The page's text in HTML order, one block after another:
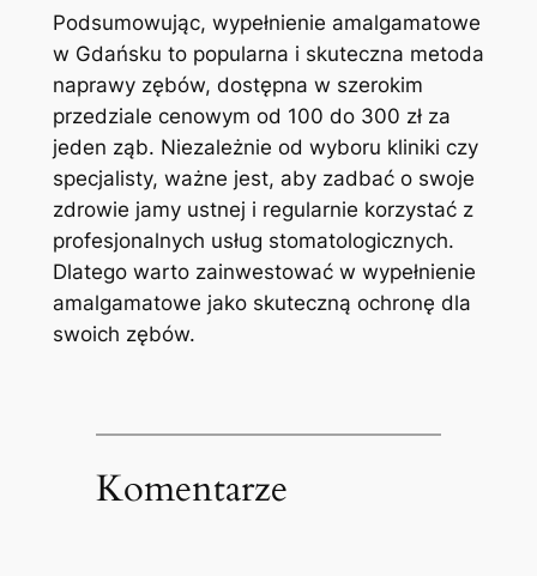
Podsumowując, wypełnienie amalgamatowe‌
w Gdańsku to popularna i skuteczna metoda
naprawy zębów, ‍dostępna w szerokim
‍przedziale cenowym od 100 do 300 zł za
jeden ząb. Niezależnie ⁤od wyboru kliniki czy
⁢specjalisty, ważne jest, aby zadbać ⁤o swoje
zdrowie jamy ustnej i regularnie ​korzystać z‍
profesjonalnych usług stomatologicznych. ​
Dlatego‌ warto ⁣zainwestować⁤ w wypełnienie
amalgamatowe ⁤jako skuteczną‍ ochronę dla
swoich ​zębów.
Komentarze